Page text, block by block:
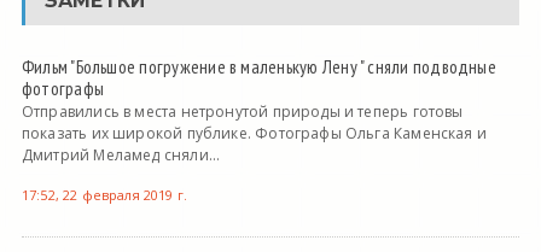
Фильм "Большое погружение в маленькую Лену " сняли подводные
фотографы
Отправились в места нетронутой природы и теперь готовы
показать их широкой публике. Фотографы Ольга Каменская и
Дмитрий Меламед сняли...
17:52, 22 февраля 2019 г.